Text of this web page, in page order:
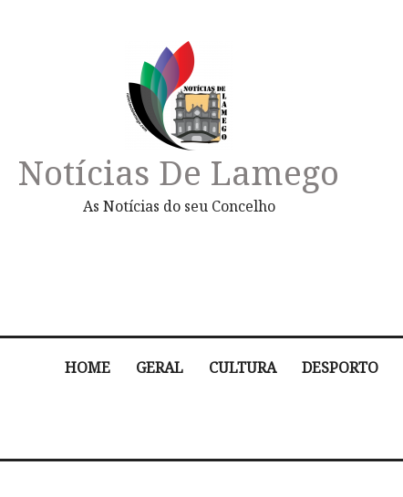
Notícias De Lamego
As Notícias do seu Concelho
HOME GERAL CULTURA DESPORTO